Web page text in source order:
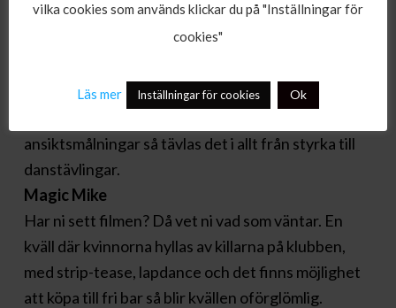
Solsidan Bar anordnar följande temafester varje
Fight Night
ansiktsmålningar så tävlas det i allt från styrka till
danstävlingar.
Magic Mike
Har ni sett filmen? Då vet ni vad som väntar. En
kväll där kvinnorna hyllas av killarna på klubben,
med strip-tease, lapdance och det finns möjlighet
att köpa till fri bar så blir kvällen oförglömlig.
vilka cookies som används klickar du på "Inställningar för
cookies"
Läs mer Inställningar för cookies Ok